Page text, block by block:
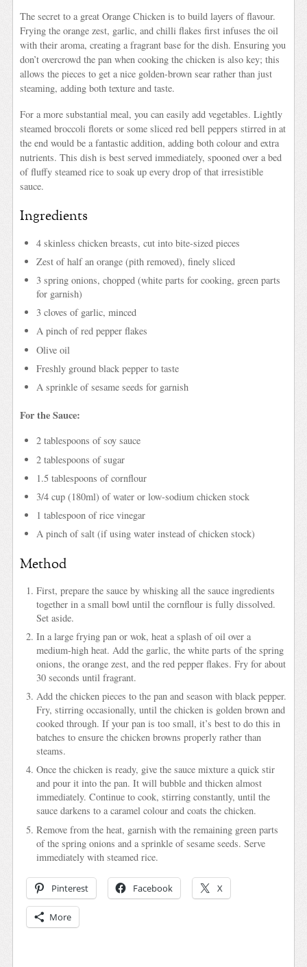
The secret to a great Orange Chicken is to build layers of flavour.
Frying the orange zest, garlic, and chilli flakes first infuses the oil
with their aroma, creating a fragrant base for the dish. Ensuring you
don’t overcrowd the pan when cooking the chicken is also key; this
allows the pieces to get a nice golden-brown sear rather than just
steaming, adding both texture and taste.
For a more substantial meal, you can easily add vegetables. Lightly
steamed broccoli florets or some sliced red bell peppers stirred in at
the end would be a fantastic addition, adding both colour and extra
nutrients. This dish is best served immediately, spooned over a bed
of fluffy steamed rice to soak up every drop of that irresistible
sauce.
Ingredients
4 skinless chicken breasts, cut into bite-sized pieces
Zest of half an orange (pith removed), finely sliced
3 spring onions, chopped (white parts for cooking, green parts
for garnish)
3 cloves of garlic, minced
A pinch of red pepper flakes
Olive oil
Freshly ground black pepper to taste
A sprinkle of sesame seeds for garnish
For the Sauce:
2 tablespoons of soy sauce
2 tablespoons of sugar
1.5 tablespoons of cornflour
3/4 cup (180ml) of water or low-sodium chicken stock
1 tablespoon of rice vinegar
A pinch of salt (if using water instead of chicken stock)
Method
First, prepare the sauce by whisking all the sauce ingredients
together in a small bowl until the cornflour is fully dissolved.
Set aside.
In a large frying pan or wok, heat a splash of oil over a
medium-high heat. Add the garlic, the white parts of the spring
onions, the orange zest, and the red pepper flakes. Fry for about
30 seconds until fragrant.
Add the chicken pieces to the pan and season with black pepper.
Fry, stirring occasionally, until the chicken is golden brown and
cooked through. If your pan is too small, it’s best to do this in
batches to ensure the chicken browns properly rather than
steams.
Once the chicken is ready, give the sauce mixture a quick stir
and pour it into the pan. It will bubble and thicken almost
immediately. Continue to cook, stirring constantly, until the
sauce darkens to a caramel colour and coats the chicken.
Remove from the heat, garnish with the remaining green parts
of the spring onions and a sprinkle of sesame seeds. Serve
immediately with steamed rice.
Pinterest Facebook X
More